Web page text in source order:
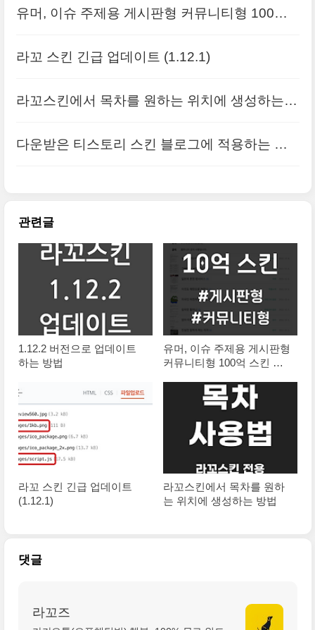
유머, 이슈 주제용 게시판형 커뮤니티형 100억
라꼬 스킨 긴급 업데이트 (1.12.1)
라꼬스킨에서 목차를 원하는 위치에 생성하는
다운받은 티스토리 스킨 블로그에 적용하는 방
관련글
1.12.2 버전으로 업데이트
하는 방법
유머, 이슈 주제용 게시판형
커뮤니티형 100억 스킨 출
라꼬 스킨 긴급 업데이트
(1.12.1)
라꼬스킨에서 목차를 원하
는 위치에 생성하는 방법
댓글
라꼬즈